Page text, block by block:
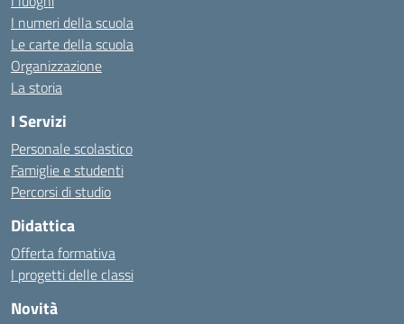
I numeri della scuola
Le carte della scuola
Organizzazione
La storia
I Servizi
Personale scolastico
Famiglie e studenti
Percorsi di studio
Didattica
Offerta formativa
I progetti delle classi
Novità